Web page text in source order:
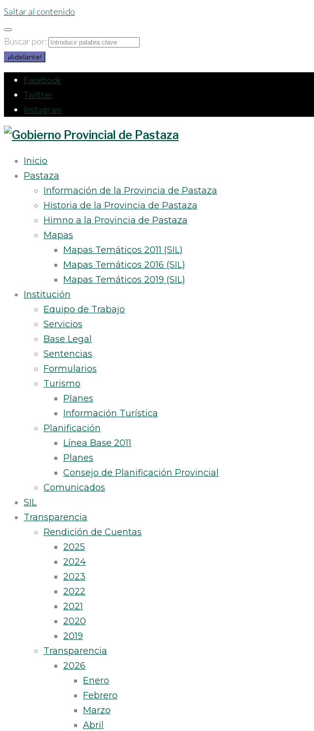
Saltar al contenido
Buscar por:
¡Adelante!
Facebook
Twitter
Instagram
Inicio
Pastaza
Información de la Provincia de Pastaza
Historia de la Provincia de Pastaza
Himno a la Provincia de Pastaza
Mapas
Mapas Temáticos 2011 (SIL)
Mapas Temáticos 2016 (SIL)
Mapas Temáticos 2019 (SIL)
Institución
Equipo de Trabajo
Servicios
Base Legal
Sentencias
Formularios
Turismo
Planes
Información Turística
Planificación
Línea Base 2011
Planes
Consejo de Planificación Provincial
Comunicados
SIL
Transparencia
Rendición de Cuentas
2025
2024
2023
2022
2021
2020
2019
Transparencia
2026
Enero
Febrero
Marzo
Abril